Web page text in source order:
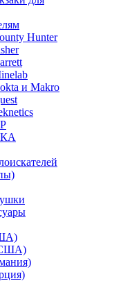
Hunter
и Makro